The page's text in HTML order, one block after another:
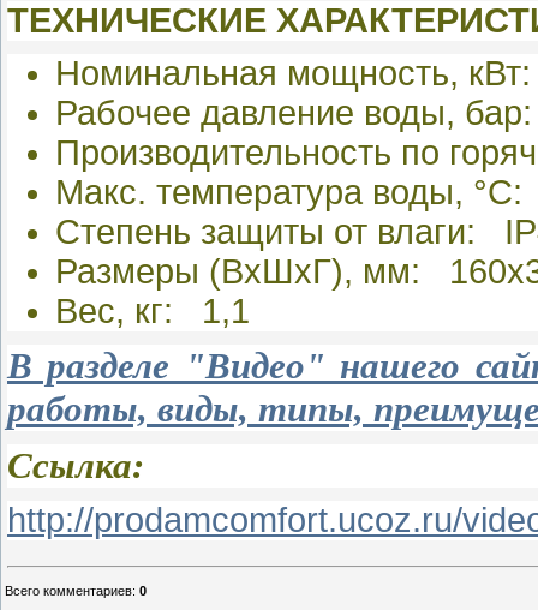
ТЕХНИЧЕСКИЕ
Номинальная мощность,
Рабочее давление воды,
Производительность по
Макс. температура воды,
Степень защиты от влаги:
Размеры (ВхШхГ), мм:
Вес, кг: 1,1
В разделе "Видео" нашего
работы, виды, типы,
Ссылка:
http://prodamcomfort.ucoz.ru/
Всего комментариев: 0